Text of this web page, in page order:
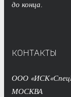
до конца.
КОНТАКТЫ
ООО
МОСКВА